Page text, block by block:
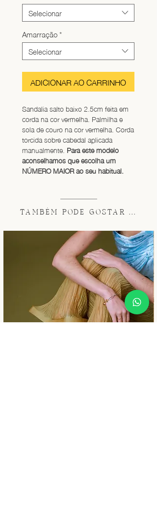
Selecionar
Amarração*
Selecionar
ADICIONAR AO CARRINHO
Sandalia salto baixo 2.5cm feita em
corda na cor vermelha. Palmilha e
sola de couro na cor vermelha. Corda
torcida sobre cabedal aplicada
manualmente. Para este modelo
aconselhamos que escolha um
NÚMERO MAIOR ao seu habitual.
TAMBÉM PODE GOSTAR ...